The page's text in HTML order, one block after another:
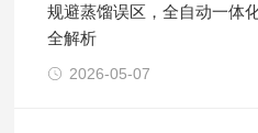
规避蒸馏误区，全自动一体
全解析
2026-05-07